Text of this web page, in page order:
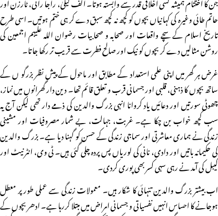
حاتم طائی وغیرہ کی کہانیاں بچوں کو کچھ نہ کچھ سبق دے کر ہی ختم ہوتیں۔ اسی طرح
تاریخ اسلام کے سچے واقعات اور صحابہ و صحابیات رضوان اللہ علیہم اجمعین کی
روشن مثالیں دے کر بچوں کو نیک اور صالح فطرت سے قریب تر رکھا جاتا۔
غرض ہر گھر میں اپنی علمی استعداد کے مطابق اور ماحول کے پیش نظر بزرگو ں کے
ساتھ بچوں کا ذہنی، قلبی اور جسمانی قرب و تعلق قائم تھا۔ دین دار گھرانوں میں نماز،
چھوٹی سورتیں اور دعائیں یاد کروانا انہی بزرگ والدین کی ذمے دار تھی لیکن آج یہ
سب کچھ خواب بن چکا ہے۔ غربت، جہالت، بے شمار مصروفیات اور مشینی
زندگی نے ہماری معاشرتی اور سماجی زندگی کے حسن کو گہنا دیا ہے۔ بزرگ والدین
کی حکیمانہ باتیں اور دادی، نانی کی لوریاں پس پردہ چلی گئی ہیں۔ ٹی وی، انٹرنیٹ اور
کیبل کی آمد نے رہی سہی کسر بھی پوری کردی۔
اب بیشتر بزرگ والدین تنہائی کا شکار ہیں۔ معمولات زندگی سے عملی طور پر معطل
ہوجانے کا احساس انہیں نفسیاتی و جسمانی امراض میں مبتلا کررہا ہے۔ ادھر بچوں کے